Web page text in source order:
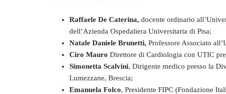
Raffaele De Caterina, docente ordinario
dell’Azienda Ospedaliera Universitaria di Pisa;
Natale Daniele Brunetti, Professore Associato
Ciro Mauro Direttore di Cardiologia con UTIC
Simonetta Scalvini, Dirigente medico presso la
Lumezzane, Brescia;
Emanuela Folco, Presidente FIPC (Fondazione